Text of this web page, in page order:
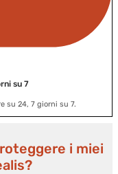
su 7
su 24, 7 giorni su 7.
i miei